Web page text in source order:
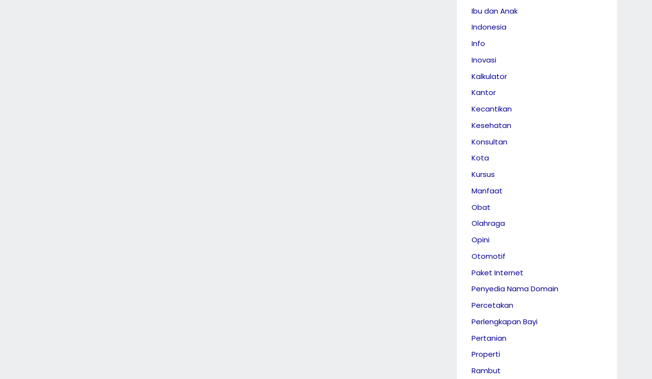
Ibu dan Anak
Indonesia
Info
Inovasi
Kalkulator
Kantor
Kecantikan
Kesehatan
Konsultan
Kota
Kursus
Manfaat
Obat
Olahraga
Opini
Otomotif
Paket Internet
Penyedia Nama Domain
Percetakan
Perlengkapan Bayi
Pertanian
Properti
Rambut